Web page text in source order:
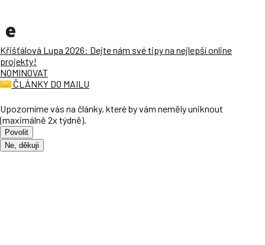
Křišťálová Lupa 2026: Dejte nám své tipy na nejlepší online
projekty!
NOMINOVAT
ČLÁNKY DO MAILU
Upozorníme vás na články, které by vám neměly uniknout
(maximálně 2x týdně).
Povolit
Ne, děkuji